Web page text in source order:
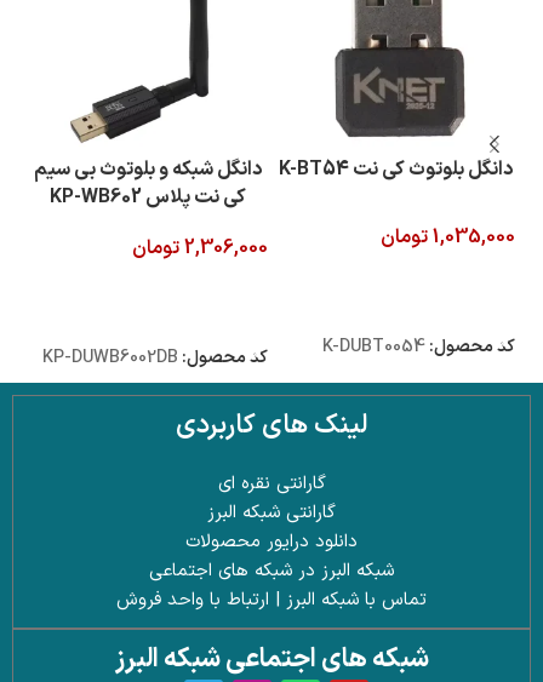
دانگل بلوتوث کی نت K-BT54
1,035,000تومان
کد محصول:K-DUBT0054
دانگل شبکه و بلوتوث بی سیم
کی نت پلاس KP-WB602
2,306,000تومان
کد محصول: KP-DUWB6002DB
لینک های کاربردی
گارانتی نقره ای
گارانتی شبکه البرز
دانلود درایور محصولات
شبکه البرز در شبکه های اجتماعی
تماس با شبکه البرز | ارتباط با واحد فروش
شبکه های اجتماعی شبکه البرز